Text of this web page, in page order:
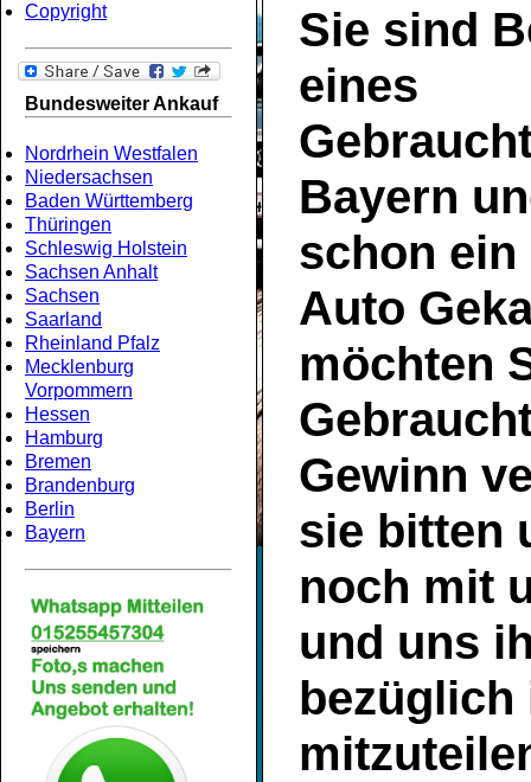
Copyright
Bundesweiter Ankauf
Nordrhein Westfalen
Niedersachsen
Baden Württemberg
Thüringen
Schleswig Holstein
Sachsen Anhalt
Sachsen
Saarland
Rheinland Pfalz
Mecklenburg
Vorpommern
Hessen
Hamburg
Bremen
Brandenburg
Berlin
Bayern
Sie sind
eines
Bayern
schon ein
Auto
möchten
Gewinn
sie bitten
noch mit
und uns